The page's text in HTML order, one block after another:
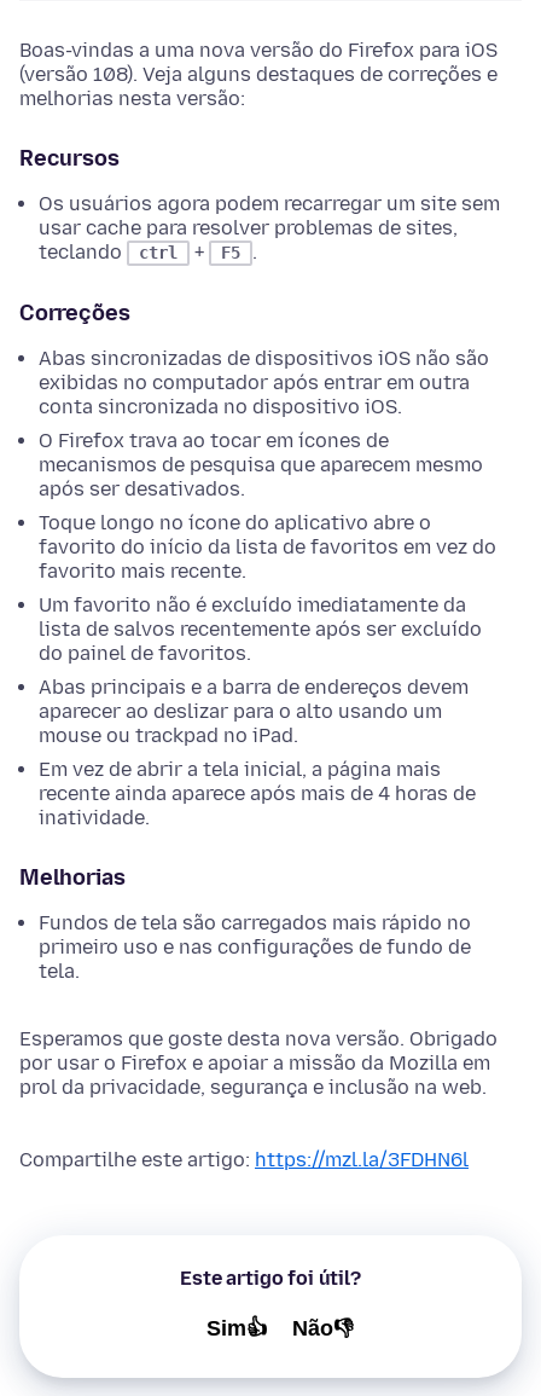
Boas-vindas a uma nova versão do Firefox para iOS
(versão 108). Veja alguns destaques de correções e
melhorias nesta versão:
Recursos
Os usuários agora podem recarregar um site sem
usar cache para resolver problemas de sites,
teclando
ctrl + F5 .
Correções
Abas sincronizadas de dispositivos iOS não são
exibidas no computador após entrar em outra
conta sincronizada no dispositivo iOS.
O Firefox trava ao tocar em ícones de
mecanismos de pesquisa que aparecem mesmo
após ser desativados.
Toque longo no ícone do aplicativo abre o
favorito do início da lista de favoritos em vez do
favorito mais recente.
Um favorito não é excluído imediatamente da
lista de salvos recentemente após ser excluído
do painel de favoritos.
Abas principais e a barra de endereços devem
aparecer ao deslizar para o alto usando um
mouse ou trackpad no iPad.
Em vez de abrir a tela inicial, a página mais
recente ainda aparece após mais de 4 horas de
inatividade.
Melhorias
Fundos de tela são carregados mais rápido no
primeiro uso e nas configurações de fundo de
tela.
Esperamos que goste desta nova versão. Obrigado
por usar o Firefox e apoiar a missão da Mozilla em
prol da privacidade, segurança e inclusão na web.
Compartilhe este artigo: https://mzl.la/3FDHN6l
Este artigo foi útil?
Sim👍 Não👎